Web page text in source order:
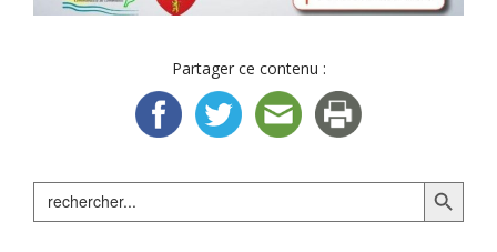
Search Search Button
Partager ce contenu :